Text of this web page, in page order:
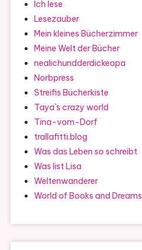
Ich lese
Lesezauber
Mein kleines Bücherzimmer
Meine Welt der Bücher
nealichundderdickeopa
Norbpress
Streifis Bücherkiste
Taya`s crazy world
Tina-vom-Dorf
trallafitti.blog
Was das Leben so schreibt
Was list Lisa
Weltenwanderer
World of Books and Dreams